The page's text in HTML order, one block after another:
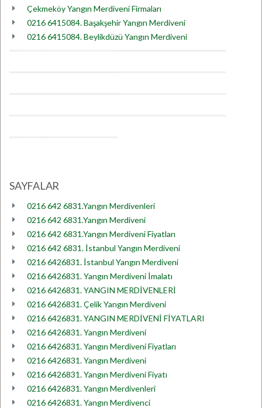
Çekmeköy Yangın Merdiveni Firmaları
0216 6415084. Başakşehir Yangın Merdiveni
0216 6415084. Beylikdüzü Yangın Merdiveni
SAYFALAR
0216 642 6831.Yangın Merdivenleri
0216 642 6831.Yangın Merdiveni
0216 642 6831.Yangın Merdiveni Fiyatları
0216 642 6831. İstanbul Yangın Merdiveni
0216 6426831. İstanbul Yangın Merdiveni
0216 6426831. Yangın Merdiveni İmalatı
0216 6426831. YANGIN MERDİVENLERİ
0216 6426831. Çelik Yangın Merdiveni
0216 6426831. YANGIN MERDİVENİ FİYATLARI
0216 6426831. Yangın Merdiveni
0216 6426831. Yangın Merdiveni Fiyatları
0216 6426831. Yangın Merdiveni
0216 6426831. Yangın Merdiveni Fiyatı
0216 6426831. Yangın Merdivenleri
0216 6426831. Yangın Merdivenci